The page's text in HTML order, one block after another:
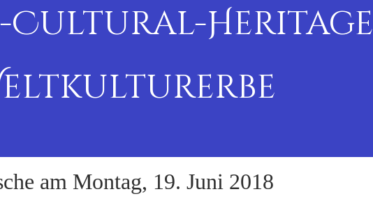
Cultural-Heritage
am Montag, 19. Juni 2018